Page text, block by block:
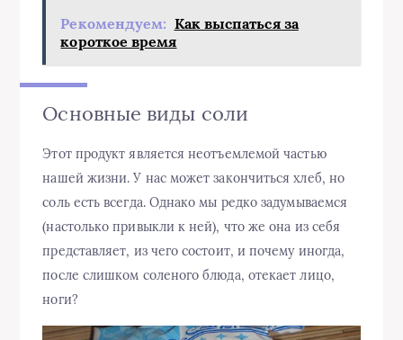
Рекомендуем: Как выспаться за
короткое время
Основные виды соли
Этот продукт является неотъемлемой частью
нашей жизни. У нас может закончиться хлеб, но
соль есть всегда. Однако мы редко задумываемся
(настолько привыкли к ней), что же она из себя
представляет, из чего состоит, и почему иногда,
после слишком соленого блюда, отекает лицо,
ноги?